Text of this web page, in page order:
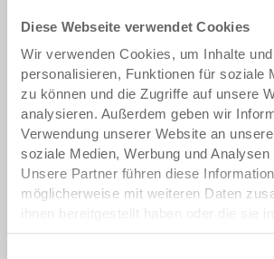
Diese Webseite verwendet Cookies
Wir verwenden Cookies, um Inhalte
personalisieren, Funktionen für soziale
zu können und die Zugriffe auf unsere
analysieren. Außerdem geben wir
Verwendung unserer Website an
soziale Medien, Werbung und Analysen
Unsere Partner führen diese
möglicherweise mit weiteren Daten
Nutzung der Dienste gesammelt haben.
Bestellnummer
20-2007.1
Aussenmasse:
597 x 397 x 20 mm
Farbe:
|Weitere Farben auf Anfrage